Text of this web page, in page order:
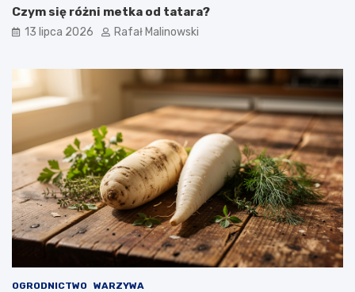
Czym się różni metka od tatara?
13 lipca 2026 Rafał Malinowski
OGRODNICTWO WARZYWA